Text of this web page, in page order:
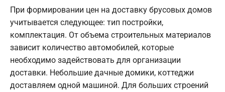
При формировании цен на доставку брусовых домов
учитывается следующее: тип постройки,
комплектация. От объема строительных материалов
зависит количество автомобилей, которые
необходимо задействовать для организации
доставки. Небольшие дачные домики, коттеджи
доставляем одной машиной. Для больших строений